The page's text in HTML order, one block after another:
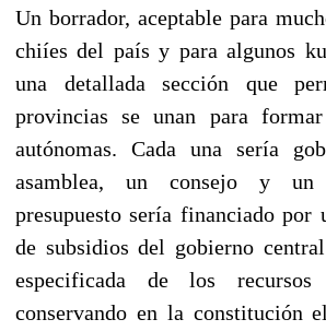
Un borrador, aceptable para
chiíes del país y para algunos
una detallada sección que
provincias se unan para
autónomas. Cada una sería
asamblea, un consejo y un
presupuesto sería financiado por
de subsidios del gobierno
especificada de los
conservando en la constitución